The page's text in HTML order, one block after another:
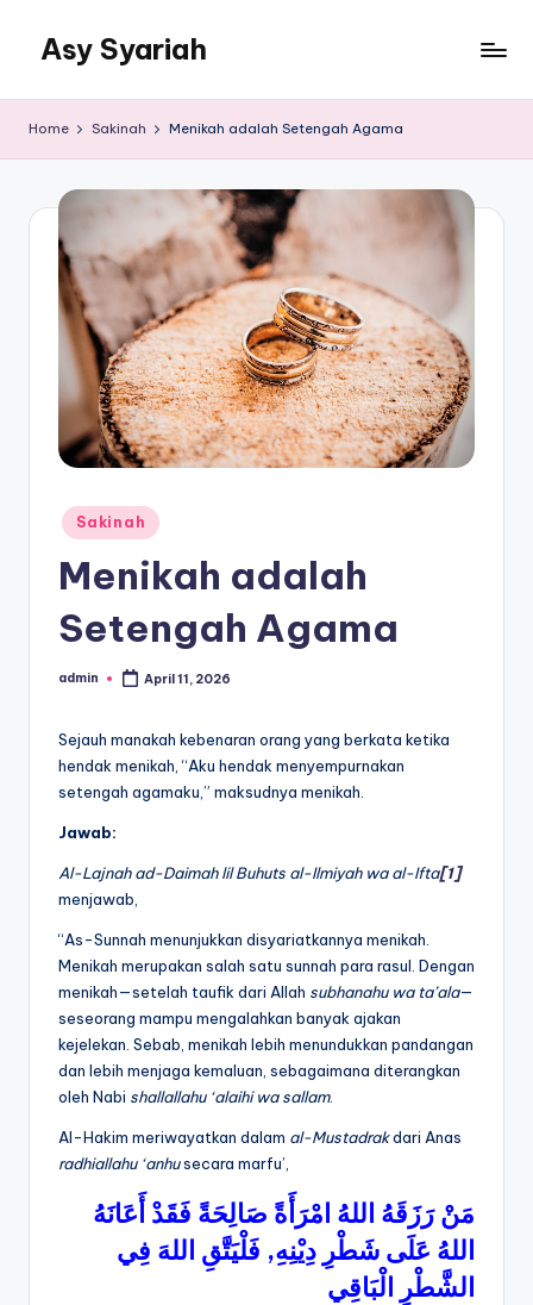
content
Asy Syariah
Ilmu
Home Sakinah Menikah adalah Setengah Agama
Posted
in
Sakinah
Menikah adalah
Setengah Agama
Posted
admin April 11, 2026
Sejauh manakah kebenaran orang yang berkata ketika
hendak menikah, “Aku hendak menyempurnakan
setengah agamaku,” maksudnya menikah.
Jawab:
Al-Lajnah ad-Daimah lil Buhuts al-Ilmiyah wa al-Ifta[1]
menjawab,
“As-Sunnah menunjukkan disyariatkannya menikah.
Menikah merupakan salah satu sunnah para rasul. Dengan
menikah—setelah taufik dari Allah subhanahu wa ta’ala—
seseorang mampu mengalahkan banyak ajakan
kejelekan. Sebab, menikah lebih menundukkan pandangan
dan lebih menjaga kemaluan, sebagaimana diterangkan
oleh Nabi shallallahu ‘alaihi wa sallam.
Al-Hakim meriwayatkan dalam al-Mustadrakdari Anas
radhiallahu ‘anhusecara marfu’,
مَنْ رَزَقَهُ اللهُ امْرَأَةً صَالِحَةً فَقَدْ أَعَانَهُ
اللهُ عَلَى شَطْرِ دِيْنِهِ, فَلْيَتَّقِ اللهَ فِي
الشَّطْرِ الْبَاقِي